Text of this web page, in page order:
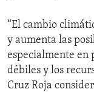
“El cambio
y aumenta las
especialmente en
débiles y los
Cruz Roja